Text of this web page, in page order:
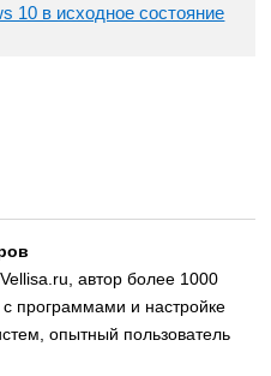
10 в исходное состояние
автор более 1000
с программами и настройке
опытный пользователь